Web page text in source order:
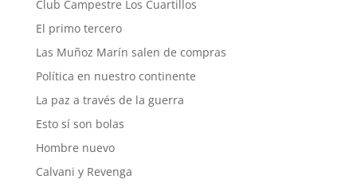
Club Campestre Los Cuartillos
El primo tercero
Las Muñoz Marín salen de compras
Política en nuestro continente
La paz a través de la guerra
Esto sí son bolas
Hombre nuevo
Calvani y Revenga